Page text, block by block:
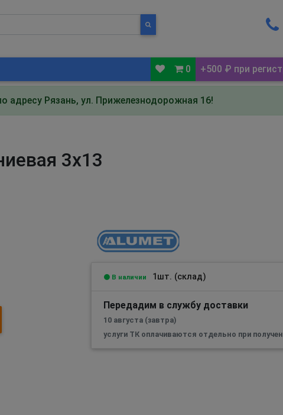
0 +500 ₽ при
адресу Рязань, ул. Прижелезнодорожная 16!
3х13
В наличии 1шт. (склад)
Передадим в службу доставки
10 августа (завтра)
услуги ТК оплачиваются отдельно при